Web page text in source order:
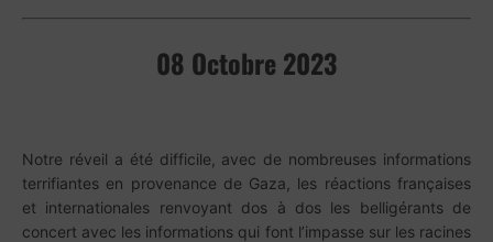
08 Octobre 2023
Notre réveil a été difficile, avec de nombreuses informations
terrifiantes en provenance de Gaza, les réactions françaises
et internationales renvoyant dos à dos les belligérants de
concert avec les informations qui font l’impasse sur les racines